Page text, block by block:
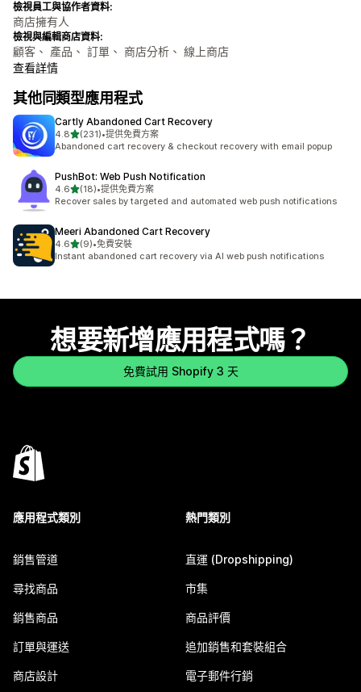
檢視員工與協作者資料:
商店擁有人
檢視與編輯商店資料:
顧客、 產品、 訂單、 商店分析、 線上商店
查看詳情
其他同類型應用程式
Cartly Abandoned Cart Recovery
4.8滿分 5 顆星
(231)
共有 231 則評價
•提供免費方案
Abandoned cart recovery & checkout recovery with email popup
PushBot: Web Push Notification
4.6滿分 5 顆星
(18)
共有 18 則評價
•提供免費方案
Recover sales by targeted and automated web push notifications
Meeri Abandoned Cart Recovery
4.6滿分 5 顆星
(9)
共有 9 則評價
•免費安裝
Instant abandoned cart recovery via AI web push notifications
想要新增應用程式嗎？
免費試用 Shopify 3 天
應用程式類別
銷售管道
尋找商品
銷售商品
訂單與運送
商店設計
熱門類別
直運 (Dropshipping)
市集
商品評價
追加銷售和套裝組合
電子郵件行銷